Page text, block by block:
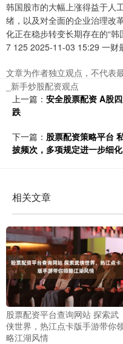
韩国股市的大幅上涨得益于人
绪，以及对全面的企业治理改
化正在稳步转变长期存在的“韩
7 125 2025-11-03 15:29 一财
文章为作者独立观点，不代表
_新手炒股配资观点
上一篇： 安全股票配资 A股
跌
下一篇： 股票配资策略平台
披频次，多项规定进一步细化
相关文章
股票配资平台查询网站 探索武
侠世界，热江点卡版手游带你
略江湖风情